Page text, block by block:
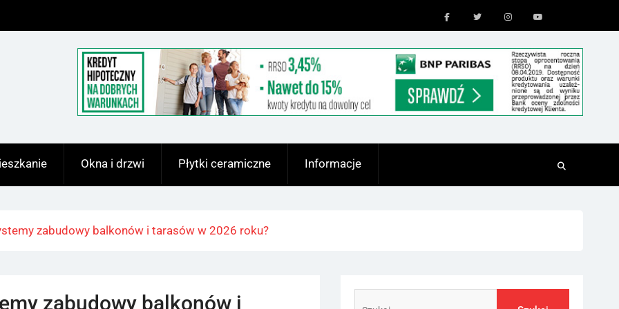
Okna i drzwi Płytki ceramiczne Informacje
zabudowy balkonów i tarasów w 2026 roku?
zabudowy balkonów i